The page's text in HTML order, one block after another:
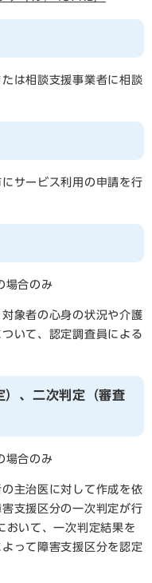
は相談支援事業者に相談
サービス利用の申請を行
場合のみ
象者の心身の状況や介護
いて、認定調査員による
、二次判定（審査
場合のみ
主治医に対して作成を依
支援区分の一次判定が行
おいて、一次判定結果を
って障害支援区分を認定